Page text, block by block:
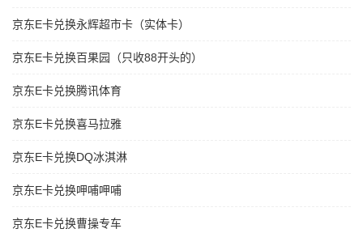
京东E卡兑换永辉超市卡（实体卡）
京东E卡兑换百果园（只收88开头的）
京东E卡兑换腾讯体育
京东E卡兑换喜马拉雅
京东E卡兑换DQ冰淇淋
京东E卡兑换呷哺呷哺
京东E卡兑换曹操专车